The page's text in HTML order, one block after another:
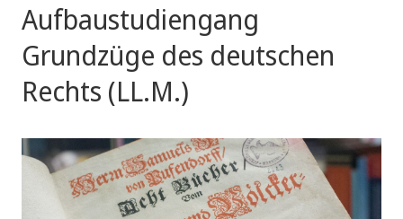
Aufbaustudiengang
Grundzüge des deutschen
Rechts (LL.M.)